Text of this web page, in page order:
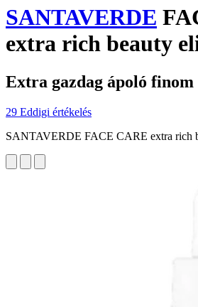
SANTAVERDE
extra rich beauty
Extra gazdag ápoló
29 Eddigi értékelés
SANTAVERDE FACE CARE extra rich